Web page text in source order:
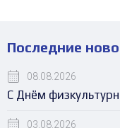
Последние
08.08.2026
С Днём
03.08.2026